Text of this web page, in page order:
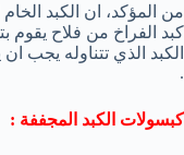
من المؤكد، ان الكبد
كبد الفراخ من فلاح يقوم
الكبد الذي تتناوله
.
كبسولات الكبد المجففة :